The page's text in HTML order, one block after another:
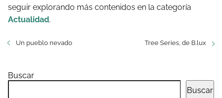
seguir explorando más contenidos en la categoría
Actualidad.
Un pueblo nevado Tree Series, de B.lux
Buscar
Buscar